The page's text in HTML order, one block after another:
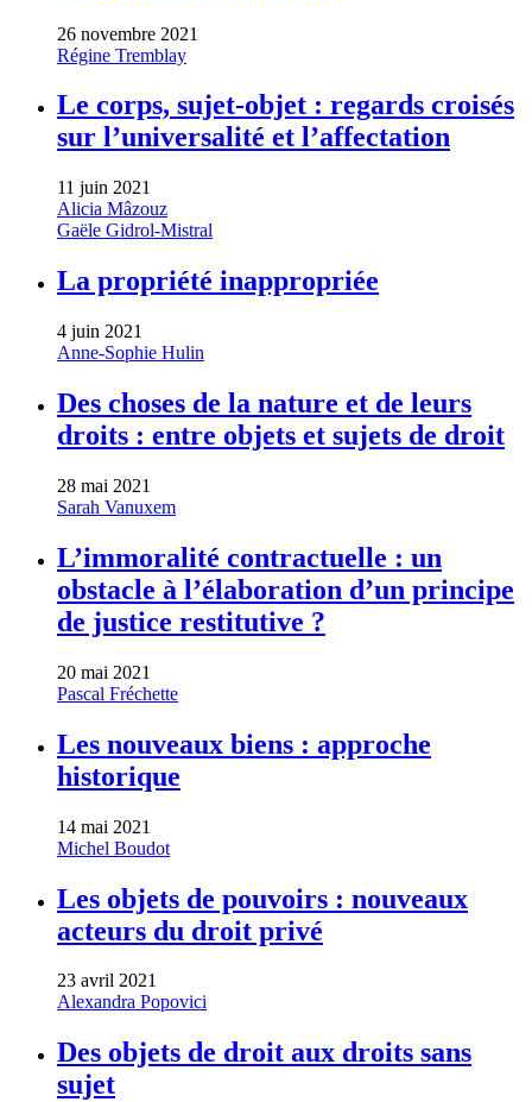
26 novembre 2021
Régine Tremblay
Le corps, sujet-objet : regards croisés
sur l’universalité et l’affectation
11 juin 2021
Alicia Mâzouz
Gaële Gidrol-Mistral
La propriété inappropriée
4 juin 2021
Anne-Sophie Hulin
Des choses de la nature et de leurs
droits : entre objets et sujets de droit
28 mai 2021
Sarah Vanuxem
L’immoralité contractuelle : un
obstacle à l’élaboration d’un principe
de justice restitutive ?
20 mai 2021
Pascal Fréchette
Les nouveaux biens : approche
historique
14 mai 2021
Michel Boudot
Les objets de pouvoirs : nouveaux
acteurs du droit privé
23 avril 2021
Alexandra Popovici
Des objets de droit aux droits sans
sujet